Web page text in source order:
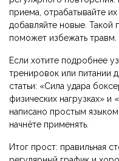
приема, отрабатывайте
добавляйте новые. Такой
поможет избежать травм.
Если хотите подробнее
тренировок или питании
статьи: «Сила удара
физических нагрузках» и
написано простым
начнёте применять.
Итог прост: правильная